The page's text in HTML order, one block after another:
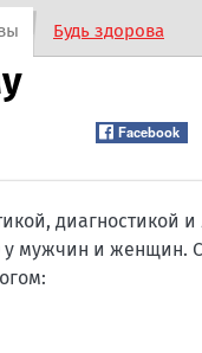
Будь здорова
Facebook
диагностикой
мужчин и женщин.